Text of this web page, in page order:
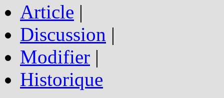
Article |
Discussion |
Modifier |
Historique